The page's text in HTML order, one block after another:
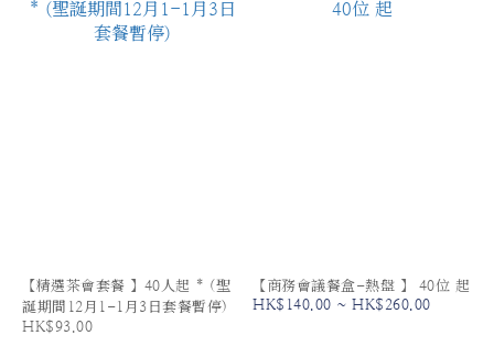
【精選茶會套餐 】40人起 * (聖
誕期間12月1-1月3日套餐暫停)
HK$93.00
【商務會議餐盒-熱盤 】 40位 起
HK$140.00 ~ HK$260.00